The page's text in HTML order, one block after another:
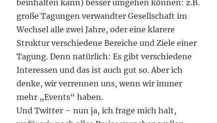
beinhalten kann) besser umgehen können: z.B.
große Tagungen verwandter Gesellschaft im
Wechsel alle zwei Jahre, oder eine klarere
Struktur verschiedene Bereiche und Ziele einer
Tagung. Denn natürlich: Es gibt verschiedene
Interessen und das ist auch gut so. Aber ich
denke, wir verrennen uns, wenn wir immer
mehr „Events“ haben.
Und Twitter – nun ja, ich frage mich halt,